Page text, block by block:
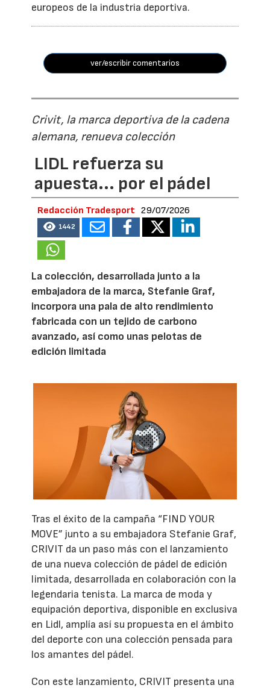
europeos de la industria deportiva.
ver/escribir comentarios
Crivit, la marca deportiva de la cadena
alemana, renueva colección
LIDL refuerza su
apuesta... por el pádel
Redacción Tradesport 29/07/2026
1442
La colección, desarrollada junto a la
embajadora de la marca, Stefanie Graf,
incorpora una pala de alto rendimiento
fabricada con un tejido de carbono
avanzado, así como unas pelotas de
edición limitada
Tras el éxito de la campaña “FIND YOUR
MOVE” junto a su embajadora Stefanie Graf,
CRIVIT da un paso más con el lanzamiento
de una nueva colección de pádel de edición
limitada, desarrollada en colaboración con la
legendaria tenista. La marca de moda y
equipación deportiva, disponible en exclusiva
en Lidl, amplía así su propuesta en el ámbito
del deporte con una colección pensada para
los amantes del pádel.
Con este lanzamiento, CRIVIT presenta una